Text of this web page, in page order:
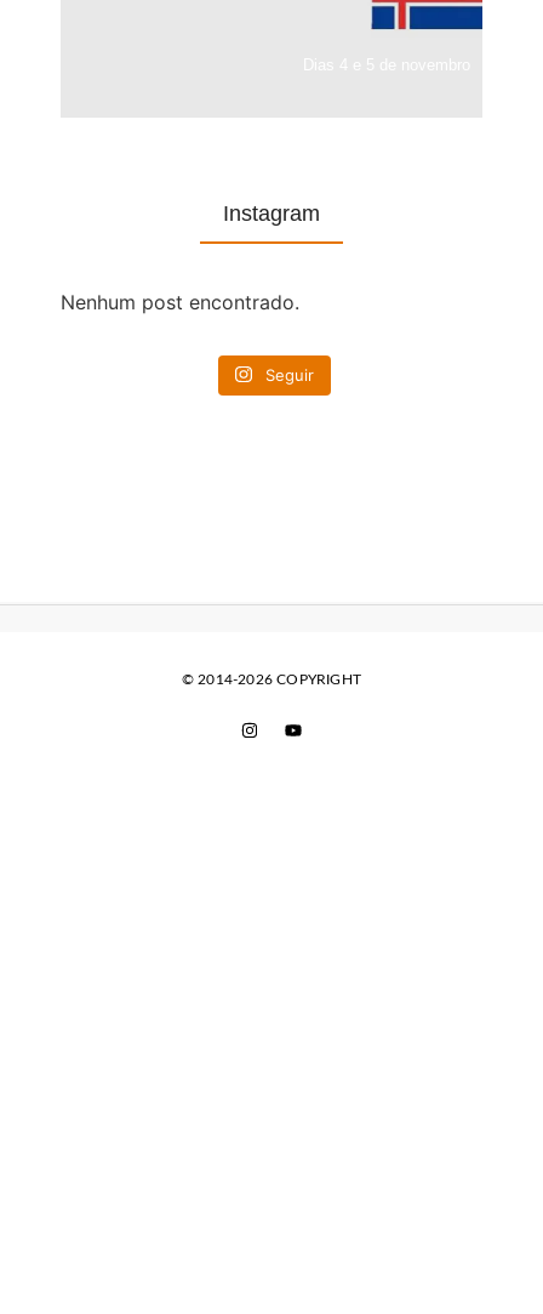
Instagram
Nenhum post encontrado.
Seguir
© 2014-2026 COPYRIGHT